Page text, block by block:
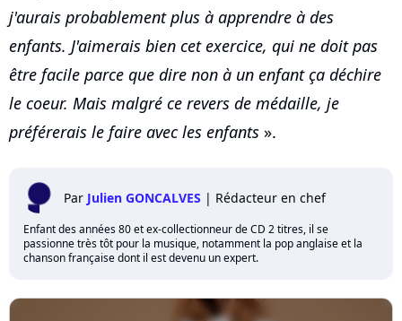
j'aurais probablement plus à apprendre à des
enfants. J'aimerais bien cet exercice, qui ne doit pas
être facile parce que dire non à un enfant ça déchire
le coeur. Mais malgré ce revers de médaille, je
préférerais le faire avec les enfants ».
Par Julien GONCALVES | Rédacteur en chef
Enfant des années 80 et ex-collectionneur de CD 2 titres, il se
passionne très tôt pour la musique, notamment la pop anglaise et la
chanson française dont il est devenu un expert.